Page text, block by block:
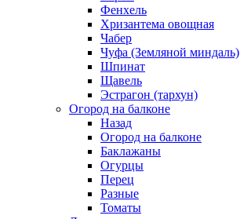
Фенхель
Хризантема овощная
Чабер
Чуфа (Земляной миндаль)
Шпинат
Щавель
Эстрагон (тархун)
Огород на балконе
Назад
Огород на балконе
Баклажаны
Огурцы
Перец
Разные
Томаты